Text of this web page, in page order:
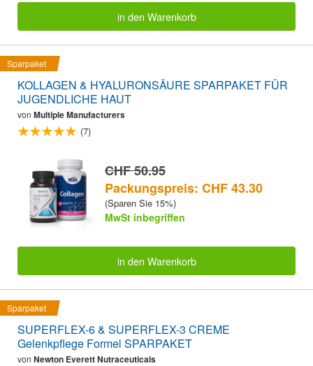
in den Warenkorb
Sparpaket
KOLLAGEN & HYALURONSÄURE SPARPAKET FÜR
JUGENDLICHE HAUT
von Multiple Manufacturers
(7)
CHF 50.95
Packungspreis: CHF 43.30
(Sparen Sie 15%)
MwSt inbegriffen
in den Warenkorb
Sparpaket
SUPERFLEX-6 & SUPERFLEX-3 CREME
Gelenkpflege Formel SPARPAKET
von Newton Everett Nutraceuticals